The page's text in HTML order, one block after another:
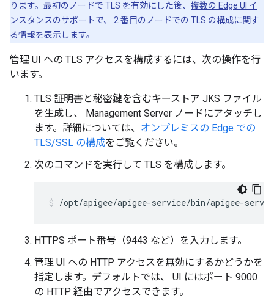
ります。最初のノードで TLS を有効にした後、 複数の Edge UI イ
ンスタンスのサポートで、 2 番目のノードでの TLS の構成に関す
る情報を表示します。
管理 UI への TLS アクセスを構成するには、次の操作を行
います。
TLS 証明書と秘密鍵を含むキーストア JKS ファイル
を生成し、 Management Server ノードにアタッチし
ます。詳細については、 オンプレミスの Edge での
TLS/SSL の構成をご覧ください。
次のコマンドを実行して TLS を構成します。
/opt/apigee/apigee-service/bin/apigee-
HTTPS ポート番号（9443 など）を入力します。
管理 UI への HTTP アクセスを無効にするかどうかを
指定します。デフォルトでは、 UI にはポート 9000
の HTTP 経由でアクセスできます。